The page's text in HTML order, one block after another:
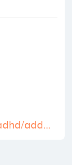
https://bigpharmausa.com/adhd/adderall-xr-30-mg/